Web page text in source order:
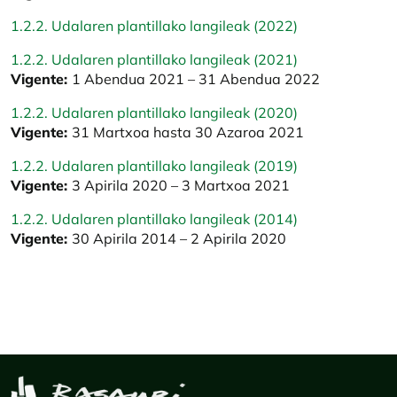
1.2.2. Udalaren plantillako langileak (2022)
1.2.2. Udalaren plantillako langileak (2021)
Vigente: 1 Abendua 2021 – 31 Abendua 2022
1.2.2. Udalaren plantillako langileak (2020)
Vigente: 31 Martxoa hasta 30 Azaroa 2021
1.2.2. Udalaren plantillako langileak (2019)
Vigente: 3 Apirila 2020 – 3 Martxoa 2021
1.2.2. Udalaren plantillako langileak (2014)
Vigente: 30 Apirila 2014 – 2 Apirila 2020